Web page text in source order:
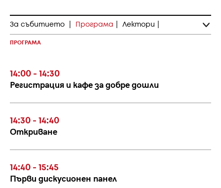
За събитието Програма Лектори
ПРОГРАМА
14:00 - 14:30
Регистрация и кафе за добре дошли
14:30 - 14:40
Откриване
14:40 - 15:45
Първи дискусионен панел